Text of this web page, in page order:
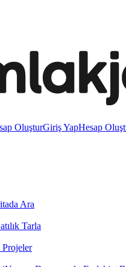
OluşturGiriş YapHesap
Ara
Tarla
Projeler